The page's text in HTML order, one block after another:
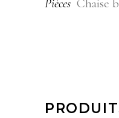
Pièces Chaise